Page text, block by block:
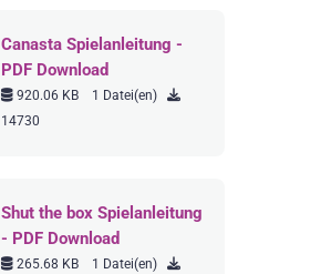
Canasta Spielanleitung -
PDF Download
920.06 KB
1 Datei(en)
14730
Shut the box Spielanleitung
- PDF Download
265.68 KB
1 Datei(en)